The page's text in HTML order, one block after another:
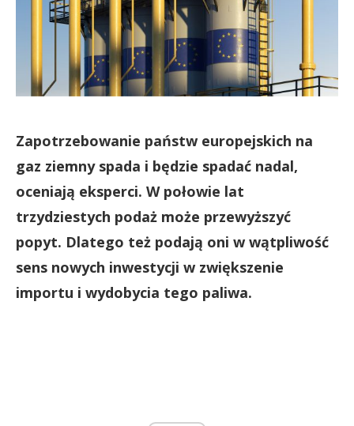
Zapotrzebowanie państw europejskich na
gaz ziemny spada i będzie spadać nadal,
oceniają eksperci. W połowie lat
trzydziestych podaż może przewyższyć
popyt. Dlatego też podają oni w wątpliwość
sens nowych inwestycji w zwiększenie
importu i wydobycia tego paliwa.